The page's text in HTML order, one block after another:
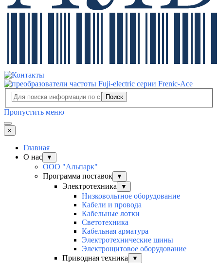
Поиск
Пропустить меню
×
Главная
О нас
▼
ООО "Альпарк"
Программа поставок
▼
Электротехника ▼
Низковольтное оборудование
Кабели и провода
Кабельные лотки
Светотехника
Кабельная арматура
Электротехнические шины
Электрощитовое оборудование
Приводная техника
▼